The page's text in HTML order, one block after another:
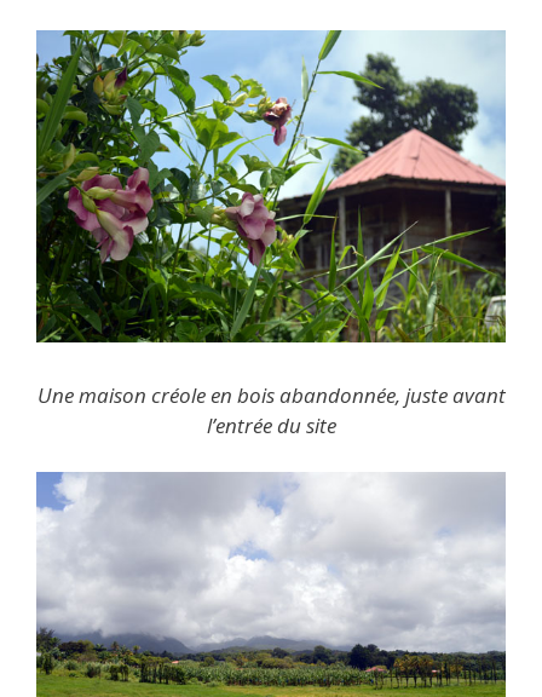
Une maison créole en bois abandonnée, juste avant
l’entrée du site